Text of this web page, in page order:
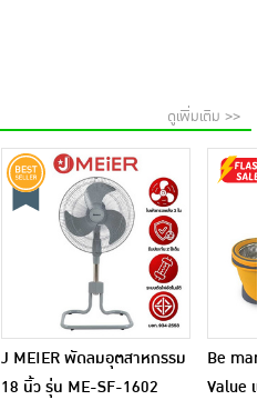
ดูเพิ่มเติม >>
J MEIER พัดลมอุตสาหกรรม
18 นิ้ว รุ่น ME-SF-1602
Be
Value แ